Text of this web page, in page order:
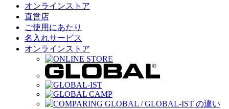
オンラインストア
直営店
ご使用にあたり
名入れサービス
オンラインストア